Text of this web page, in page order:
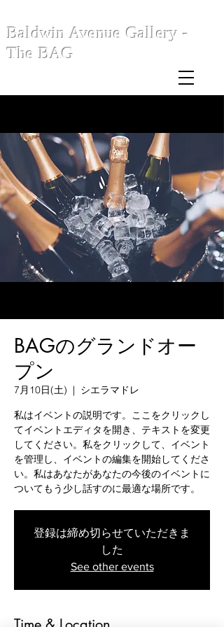
Baldwin Avenue Gallery -
The BAG
BAGのグランドオー
プン
7月10日(土)
  |
シエラマドレ
私はイベントの説明です。ここをクリックし
てイベントエディタを開き、テキストを変更
してください。私をクリックして、イベント
を管理し、イベントの編集を開始してくださ
い。私はあなたがあなたの今後のイベントに
ついてもう少し話すのに最適な場所です。
登録は締め切らせていただきま
した
See other events